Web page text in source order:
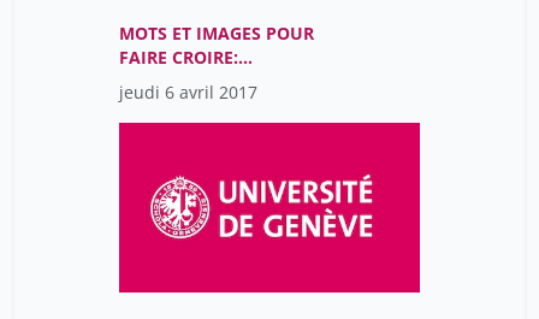
MOTS ET IMAGES POUR
FAIRE CROIRE:
PRÉDICATION ET
HAGIOGRAPHIE DANS
L’OCCIDENT MÉDIÉVAL
jeudi 6 avril 2017